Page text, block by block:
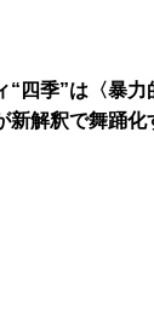
“四季”は〈暴
新解釈で舞踊